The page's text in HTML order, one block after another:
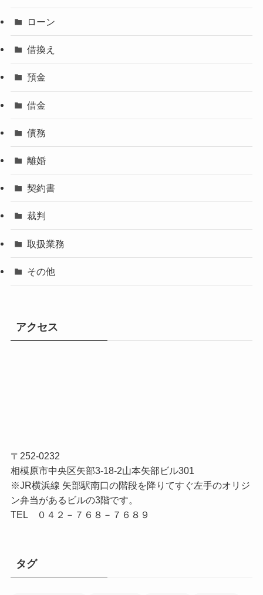
ローン
借換え
預金
借金
債務
離婚
契約書
裁判
取扱業務
その他
アクセス
〒252-0232
相模原市中央区矢部3-18-2山本矢部ビル301
※JR横浜線 矢部駅南口の階段を降りてすぐ左手のオリジ
ン弁当があるビルの3階です。
TEL ０４２－７６８－７６８９
タグ